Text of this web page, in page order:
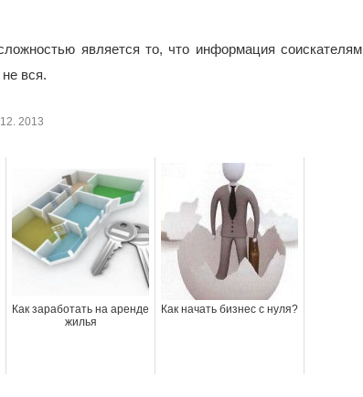
является то, что информация соискателям
вся.
2013
Как заработать на аренде
жилья
Как начать бизнес с нуля?